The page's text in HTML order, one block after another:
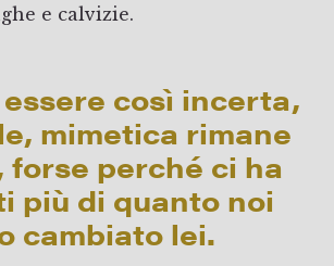
e calvizie.
così incerta,
mimetica rimane
forse perché ci ha
più di quanto noi
cambiato lei.